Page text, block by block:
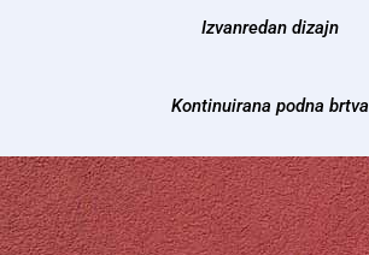
Izvanredan dizajn
Kontinuirana podna brtva